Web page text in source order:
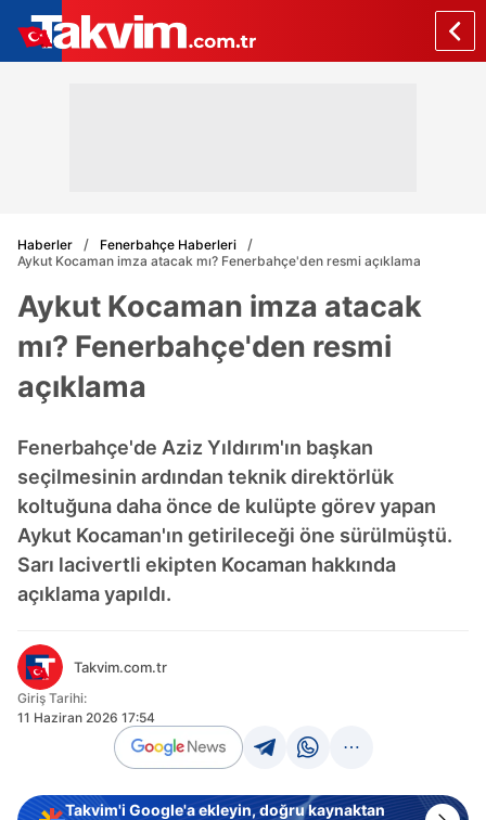
Haberler
Fenerbahçe Haberleri
Aykut Kocaman imza atacak mı? Fenerbahçe'den resmi açıklama
Aykut Kocaman imza atacak
mı? Fenerbahçe'den resmi
açıklama
Fenerbahçe'de Aziz Yıldırım'ın başkan
seçilmesinin ardından teknik direktörlük
koltuğuna daha önce de kulüpte görev yapan
Aykut Kocaman'ın getirileceği öne sürülmüştü.
Sarı lacivertli ekipten Kocaman hakkında
açıklama yapıldı.
Takvim.com.tr
Giriş Tarihi:
11 Haziran 2026 17:54
Takvim'i Google'a ekleyin, doğru kaynaktan